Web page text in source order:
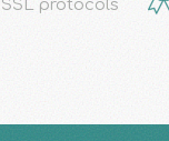
SSL protocols